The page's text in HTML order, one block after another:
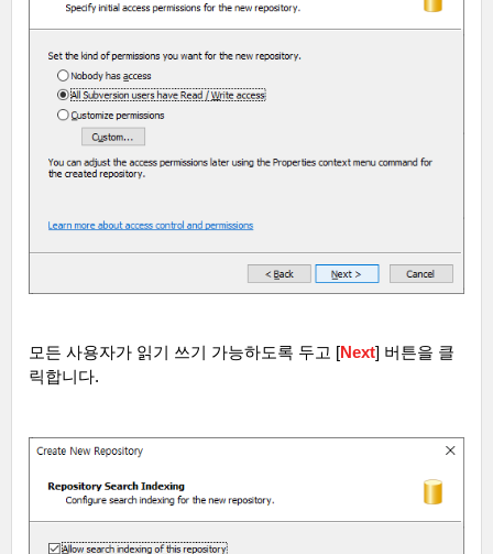
모든 사용자가 읽기 쓰기 가능하도록 두고 [Next] 버튼을 클
릭합니다.